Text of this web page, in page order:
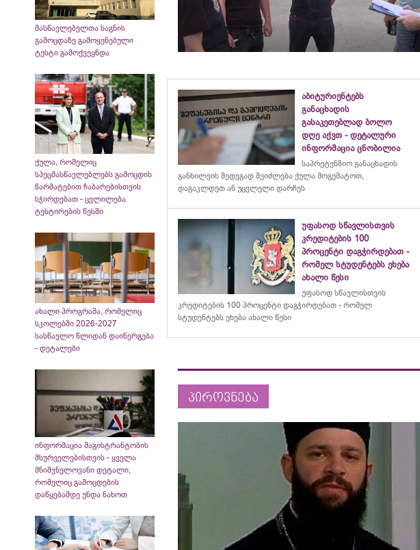
მასწავლებელთა საგნის
გამოცდაზე გამოყენებული
ტესტი გამოქვეყნდა
ქულა, რომელიც
სპეცმასწავლებლებს გამოცდის
წარმატებით ჩაბარებისთვის
სჭირდებათ - ცვლილება
ტესტირების წესში
ახალი პროგრამა, რომელიც
სკოლებში 2026-2027
სასწავლო წლიდან დაინერგება
- დეტალები
ინფორმაცია მაგისტრანტობის
მსურველებისთვის - ყველა
მნიშვნელოვანი დეტალი,
რომელიც გამოცდების
დაწყებამდე უნდა ნახოთ
აბიტურიენტებს
განაცხადის
გასაკეთებლად ბოლო
დღე აქვთ - დეტალური
ინფორმაცია ცნობილია
საპრეტენზიო განაცხადის
განხილვის შედეგად შეიძლება ქულა მოგემატოთ,
დაგაკლდეთ ან უცვლელი დარჩეს
უფასოდ სწავლისთვის
კრედიტების 100
პროცენტი დაგჭირდებათ -
რომელ სტუდენტებს ეხება
ახალი წესი
უფასოდ სწავლისთვის
კრედიტების 100 პროცენტი დაგჭირდებათ - რომელ
სტუდენტებს ეხება ახალი წესი
პიროვნება